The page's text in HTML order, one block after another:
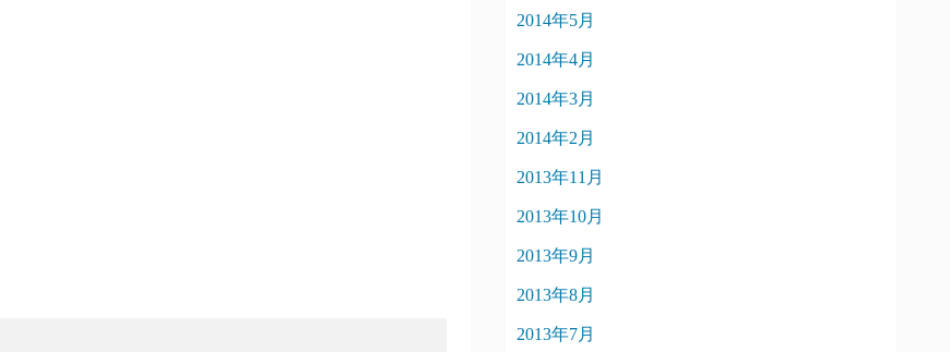
2014年5月
2014年4月
2014年3月
2014年2月
2013年11月
2013年10月
2013年9月
2013年8月
2013年7月